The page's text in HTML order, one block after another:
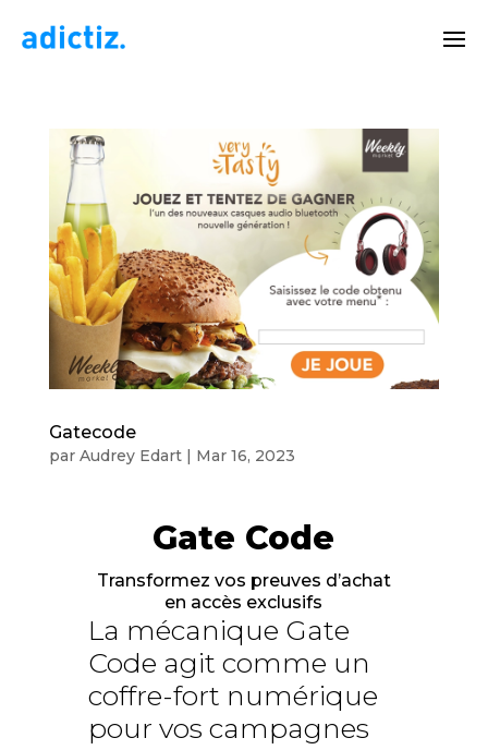
Gatecode
par Audrey Edart| Mar 16, 2023
Gate Code
Transformez vos preuves d’achat
en accès exclusifs
La mécanique Gate
Code agit comme un
coffre-fort numérique
pour vos campagnes